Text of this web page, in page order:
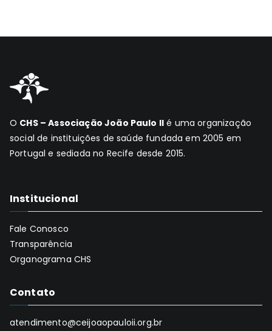
O CHS – Associação João Paulo II é uma organização
social de instituições de saúde fundada em 2005 em
Portugal e sediada no Recife desde 2015.
Institucional
Fale Conosco
Transparência
Organograma CHS
Contato
atendimento@ceijoaopauloii.org.br